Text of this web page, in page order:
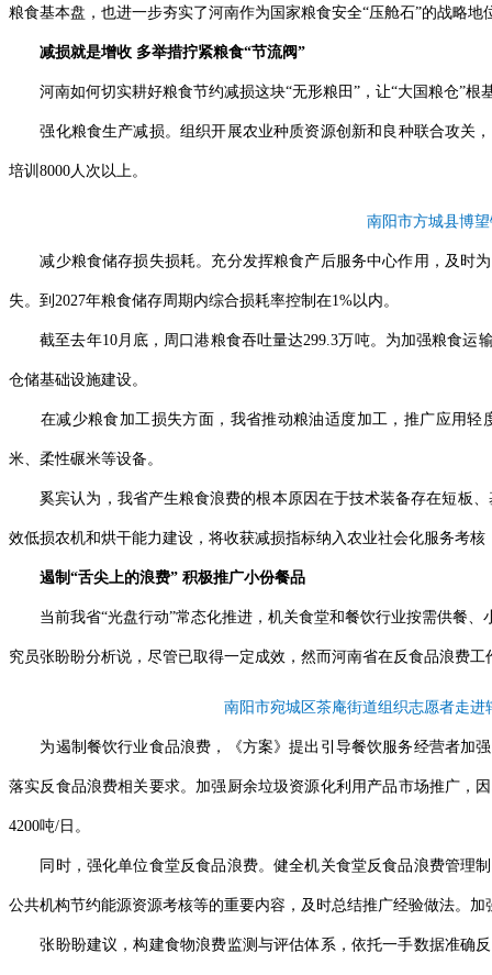
粮食基本盘，也进一步夯实了河南作为国家粮食安全“压舱石”的战略地
减损就是增收 多举措拧紧粮食“节流阀”
河南如何切实耕好粮食节约减损这块“无形粮田”，让“大国粮仓”根
强化粮食生产减损。组织开展农业种质资源创新和良种联合攻关，
培训8000人次以上。
南阳市方城县博
减少粮食储存损失损耗。充分发挥粮食产后服务中心作用，及时
失。到2027年粮食储存周期内综合损耗率控制在1%以内。
截至去年10月底，周口港粮食吞吐量达299.3万吨。为加强粮食运
仓储基础设施建设。
在减少粮食加工损失方面，我省推动粮油适度加工，推广应用轻
米、柔性碾米等设备。
奚宾认为，我省产生粮食浪费的根本原因在于技术装备存在短板、
效低损农机和烘干能力建设，将收获减损指标纳入农业社会化服务考
遏制“舌尖上的浪费” 积极推广小份餐品
当前我省“光盘行动”常态化推进，机关食堂和餐饮行业按需供餐、
究员张盼盼分析说，尽管已取得一定成效，然而河南省在反食品浪费工
南阳市宛城区茶庵街道组织志愿者走
为遏制餐饮行业食品浪费，《方案》提出引导餐饮服务经营者加
落实反食品浪费相关要求。加强厨余垃圾资源化利用产品市场推广，
4200吨/日。
同时，强化单位食堂反食品浪费。健全机关食堂反食品浪费管理
公共机构节约能源资源考核等的重要内容，及时总结推广经验做法。
张盼盼建议，构建食物浪费监测与评估体系，依托一手数据准确